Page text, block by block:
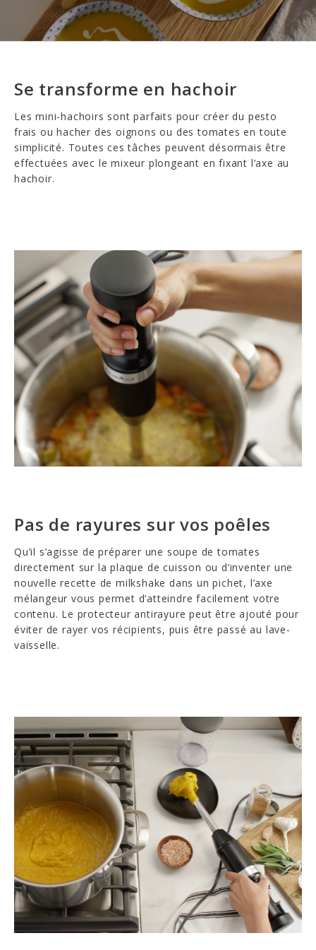
Se transforme en hachoir
Les mini-hachoirs sont parfaits pour créer du pesto
frais ou hacher des oignons ou des tomates en toute
simplicité. Toutes ces tâches peuvent désormais être
effectuées avec le mixeur plongeant en fixant l’axe au
hachoir.
Pas de rayures sur vos poêles
Qu’il s’agisse de préparer une soupe de tomates
directement sur la plaque de cuisson ou d’inventer une
nouvelle recette de milkshake dans un pichet, l’axe
mélangeur vous permet d’atteindre facilement votre
contenu. Le protecteur antirayure peut être ajouté pour
éviter de rayer vos récipients, puis être passé au lave-
vaisselle.